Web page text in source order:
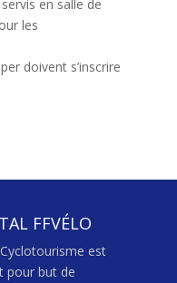
en salle de
les
doivent s’inscrire
FFVÉLO
est
pour but de